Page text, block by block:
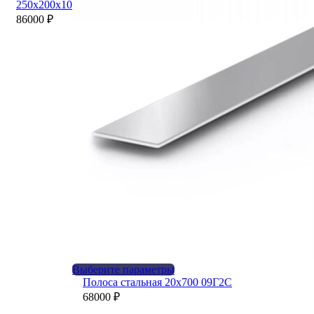
несколько
250х200х10
86000 ₽
Выберите параметрыЭтот
товар
Полоса стальная 20х700 09Г2С
68000 ₽